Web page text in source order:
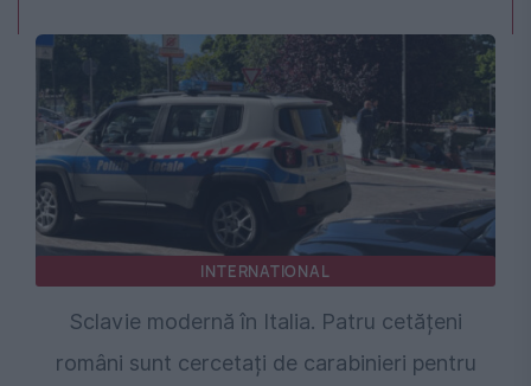
INTERNATIONAL
Sclavie modernă în Italia. Patru cetățeni
români sunt cercetați de carabinieri pentru